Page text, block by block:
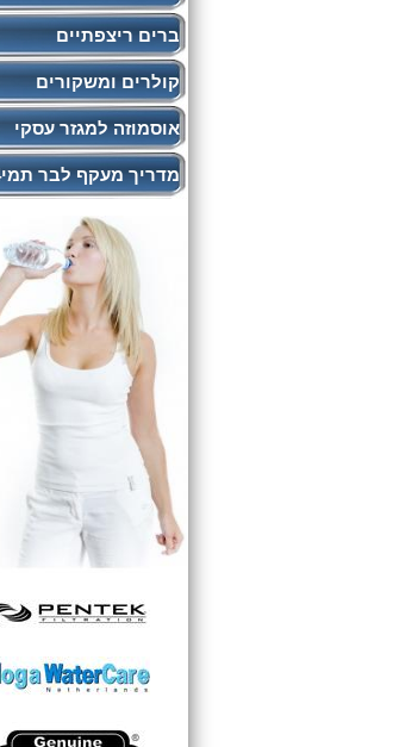
ברים ריצפתיים
קולרים ומשקורים
אוסמוזה למגזר עסקי
מדריך מעקף לבר תמי4